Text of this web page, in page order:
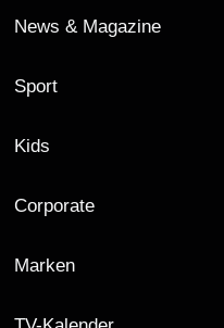
News & Magazine
Sport
Kids
Corporate
Marken